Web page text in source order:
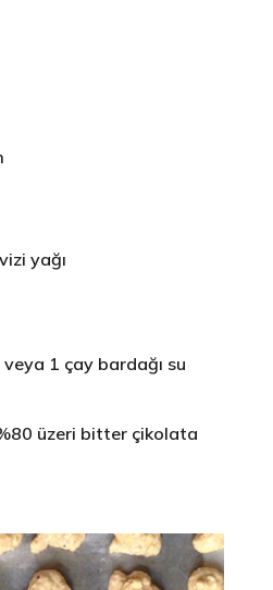
yağı
1 çay bardağı su
üzeri bitter çikolata